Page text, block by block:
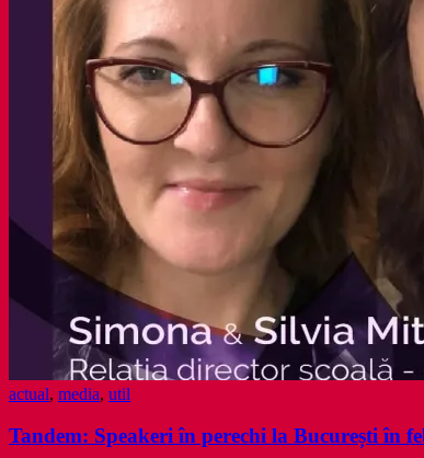
actual, media, util
Tandem: Speakeri în perechi la București în